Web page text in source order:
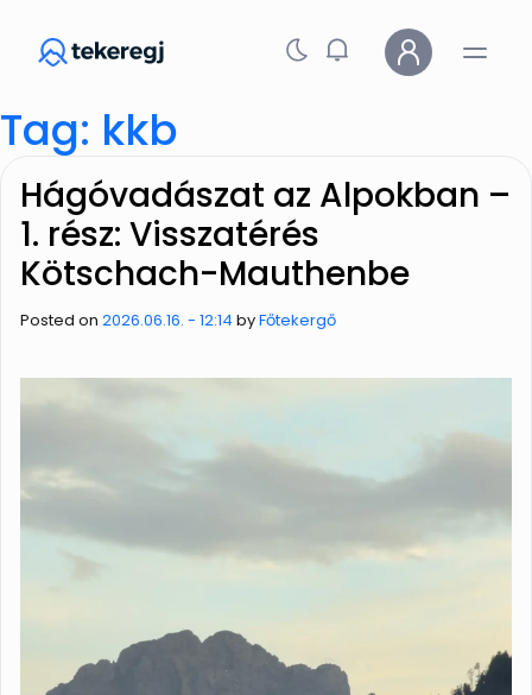
Tag: kkb
Hágóvadászat az Alpokban –
1. rész: Visszatérés
Kötschach-Mauthenbe
Posted on 2026.06.16. - 12:14 byFőtekergő